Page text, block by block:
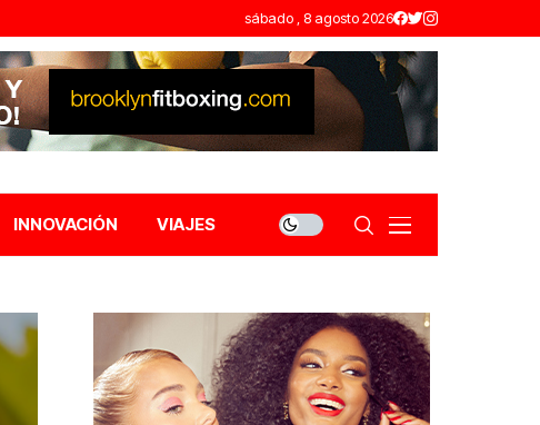
sábado , 8 agosto 2026
INNOVACIÓN VIAJES